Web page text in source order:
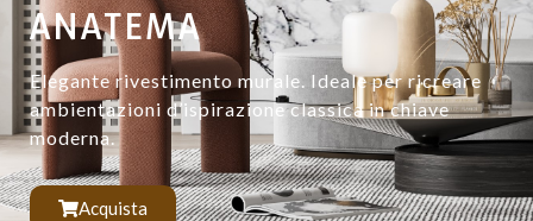
ANATEMA
Elegante rivestimento murale. Ideale per ricreare
ambientazioni d’ispirazione classica in chiave
moderna.
Acquista